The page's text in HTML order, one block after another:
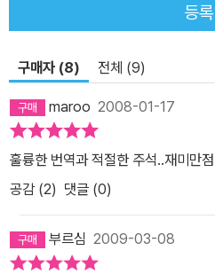
등록
구매자 (8) 전체 (9)
maroo 2008-01-17
훌륭한 번역과 적절한 주석..재미만점
공감 (2) 댓글 (0)
부르심 2009-03-08